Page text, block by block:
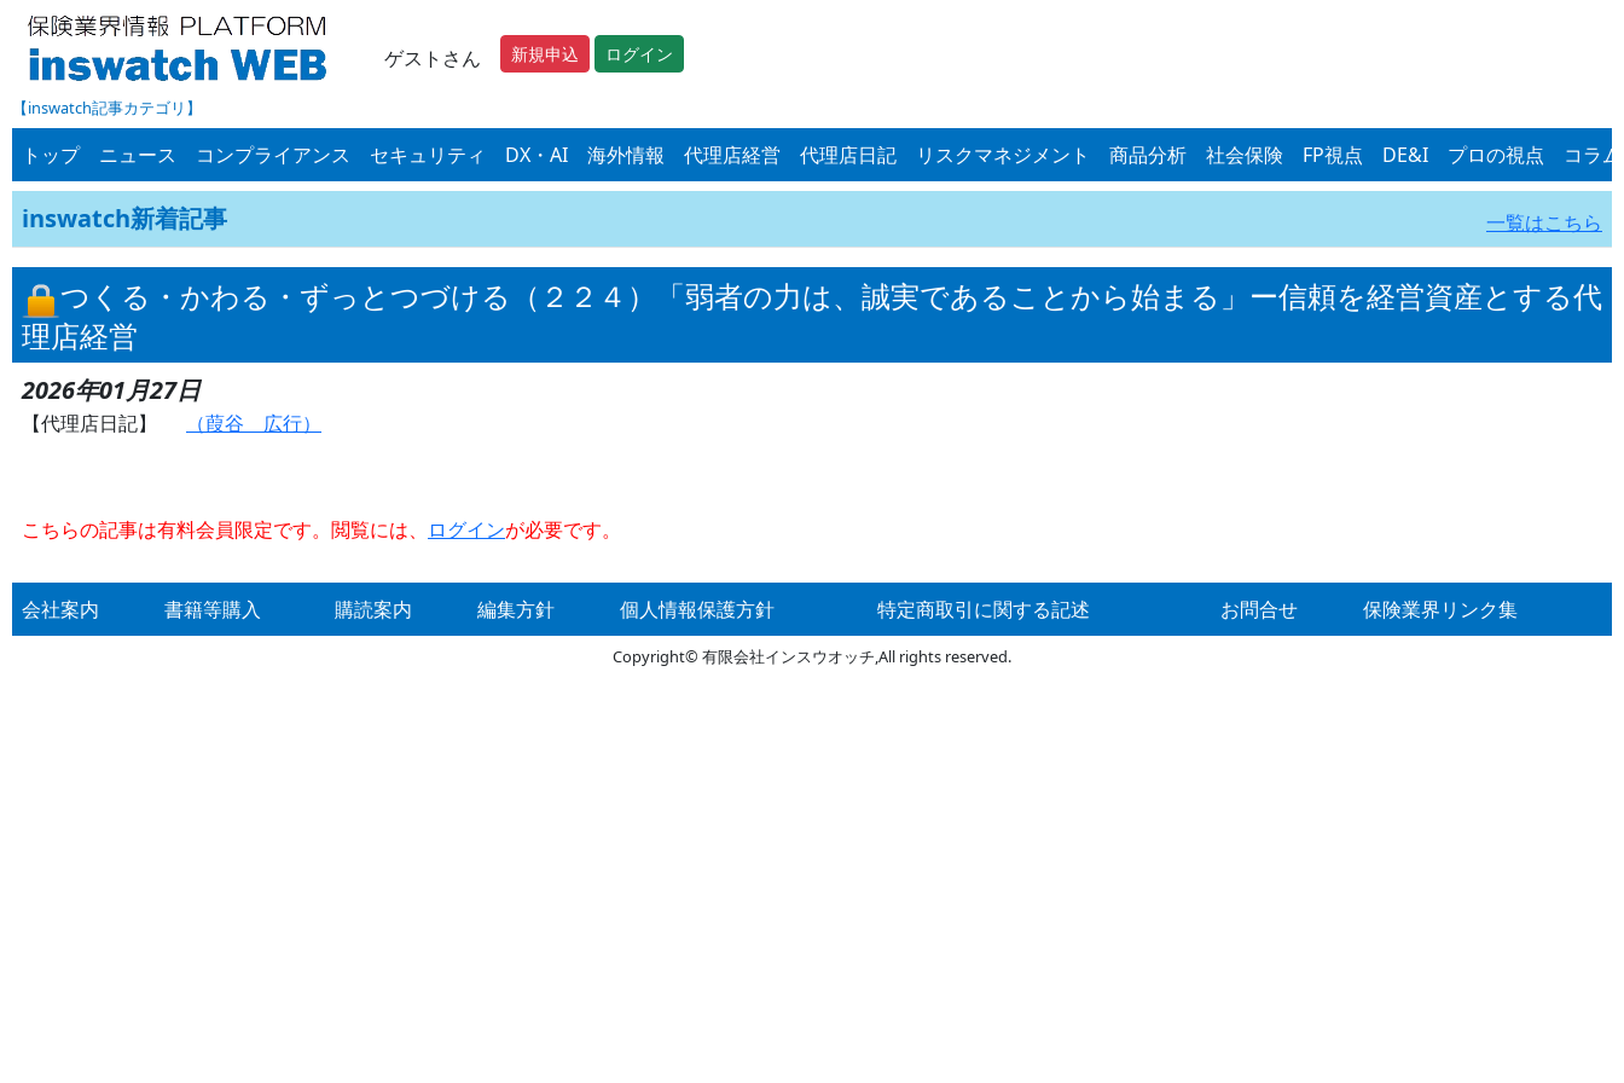
ゲストさん 新規申込 ログイン
【inswatch記事カテゴリ】
トップ ニュース コンプライアンス セキュリティ DX・AI 海外情報 代理店経営 代理店日記 リスクマネジメント 商品分析 社会保険 FP視点 DE&I プロの視点 コラム
inswatch新着記事 一覧はこちら
つくる・かわる・ずっとつづける（２２４）「弱者の力は、誠実であることから始まる」ー信頼を経営資産とする代
理店経営
2026年01月27日
【代理店日記】 （葭谷 広行）
こちらの記事は有料会員限定です。閲覧には、 ログインが必要です。
会社案内 書籍等購入 購読案内 編集方針 個人情報保護方針 特定商取引に関する記述 お問合せ 保険業界リンク集
Copyright© 有限会社インスウオッチ,All rights reserved.